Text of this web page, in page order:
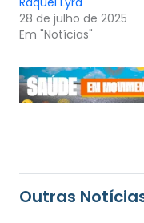
28 de julho de 2025
Em "Notícias"
Outras